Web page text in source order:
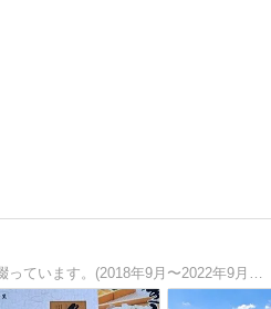
日常・グルメ・旅行などを綴っています。(2018年9月〜2022年9月 アメリカ・テネシー州駐在時の生活を記しています。)